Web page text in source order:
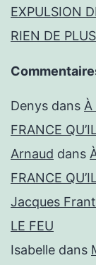
EXPULSION
RIEN DE
Denys dans À
FRANCE
Arnaud dans
FRANCE
Jacques
LE FEU
Isabelle dans